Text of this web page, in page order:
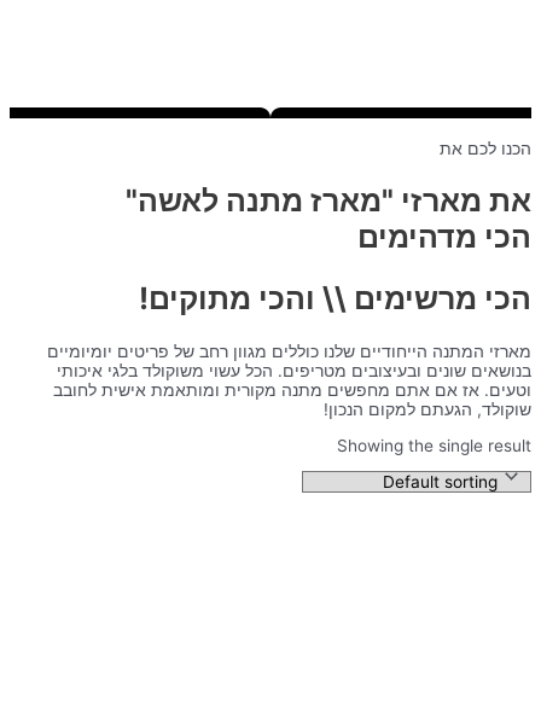
הכנו לכם את
את מארזי "מארז מתנה לאשה"
הכי מדהימים
הכי מרשימים \\ והכי מתוקים!
מארזי המתנה הייחודיים שלנו כוללים מגוון רחב של פריטים יומיומיים
בנושאים שונים ובעיצובים מטריפים. הכל עשוי משוקולד בלגי איכותי
וטעים. אז אם אתם מחפשים מתנה מקורית ומותאמת אישית לחובב
שוקולד, הגעתם למקום הנכון!
Showing the single result